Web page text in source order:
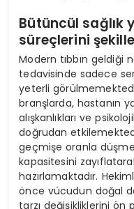
Bütüncül sağlık
süreçlerini
Modern tıbbın geldiği
tedavisinde sadece
yeterli
branşlarda, hastanın
alışkanlıkları ve
doğrudan
geçmişe oranla
kapasitesini
hazırlamaktadır.
önce vücudun doğal
tarzı değişikliklerini ön